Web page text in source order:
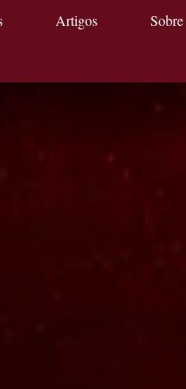
Artigos Sobre